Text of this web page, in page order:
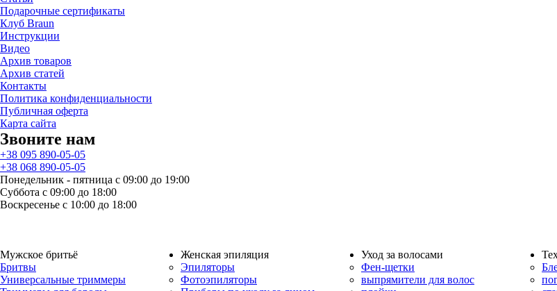
Подарочные сертификаты
Клуб Braun
Инструкции
Видео
Архив товаров
Архив статей
Контакты
Политика конфиденциальности
Публичная оферта
Карта сайта
Звоните нам
+38 095 890-05-05
+38 068 890-05-05
Понедельник - пятница с 09:00 до 19:00
Суббота с 09:00 до 18:00
Воскресенье с 10:00 до 18:00
Мужское бритьё
Бритвы
Универсальные триммеры
Женская эпиляция
Эпиляторы
Фотоэпиляторы
Уход за волосами
Фен-щетки
выпрямители для волос